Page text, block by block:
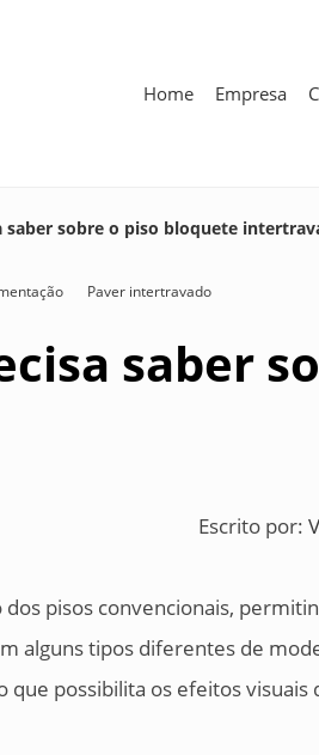
Home Empresa
saber sobre o piso bloquete
Paver intertravado
saber
Escrito por:
pisos convencionais,
alguns tipos diferentes de
possibilita os efeitos visuais